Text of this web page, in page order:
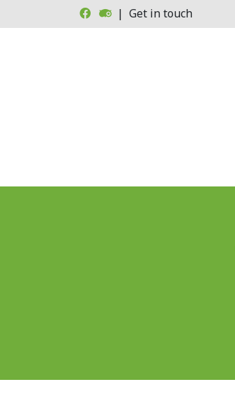
Skip to main content | Get in touch